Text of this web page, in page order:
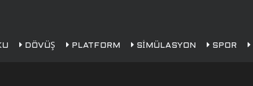
DÖVÜŞ PLATFORM SIMÜLASYON SPOR